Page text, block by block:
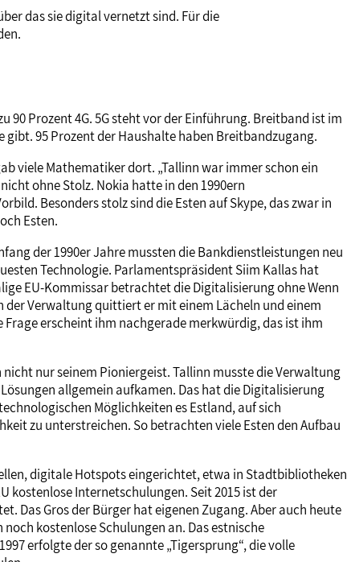
das sie digital vernetzt sind. Für die
90 Prozent 4G. 5G steht vor der Einführung. Breitband ist im
gibt. 95 Prozent der Haushalte haben Breitbandzugang.
viele Mathematiker dort. „Tallinn war immer schon ein
ohne Stolz. Nokia hatte in den 1990ern
Besonders stolz sind die Esten auf Skype, das zwar in
Esten.
der 1990er Jahre mussten die Bankdienstleistungen neu
Technologie. Parlamentspräsident Siim Kallas hat
EU-Kommissar betrachtet die Digitalisierung ohne Wenn
Verwaltung quittiert er mit einem Lächeln und einem
erscheint ihm nachgerade merkwürdig, das ist ihm
nur seinem Pioniergeist. Tallinn musste die Verwaltung
allgemein aufkamen. Das hat die Digitalisierung
Möglichkeiten es Estland, auf sich
zu unterstreichen. So betrachten viele Esten den Aufbau
digitale Hotspots eingerichtet, etwa in Stadtbibliotheken
kostenlose Internetschulungen. Seit 2015 ist der
Das Gros der Bürger hat eigenen Zugang. Aber auch heute
kostenlose Schulungen an. Das estnische
erfolgte der so genannte „Tigersprung“, die volle